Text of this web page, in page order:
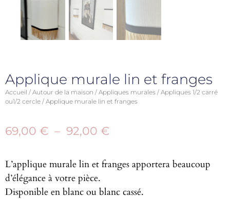
Applique murale lin et franges
Accueil / Autour de la maison / Appliques murales / Appliques 1/2 carré
ou1/2 cercle / Applique murale lin et franges
69,00 € – 92,00 €
L’applique murale lin et franges apportera beaucoup
d’élégance à votre pièce.
Disponible en blanc ou blanc cassé.